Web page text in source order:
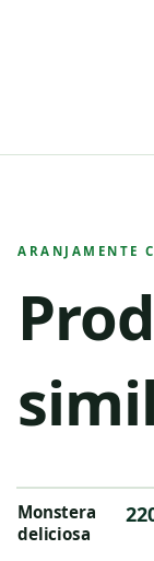
ARANJAMENTE
Monstera
deliciosa